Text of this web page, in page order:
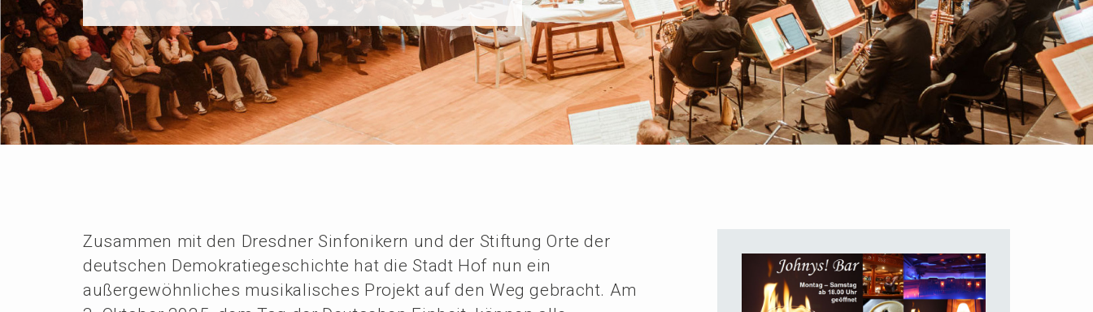
Zusam­men mit den Dresd­ner Sinfo­ni­kern und der Stiftung Orte der
deutschen Demokra­tie­ge­schich­te hat die Stadt Hof nun ein
außer­ge­wöhn­li­ches musika­li­sches Projekt auf den Weg gebracht. Am